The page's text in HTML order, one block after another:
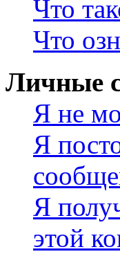
Что
Что
Личные
Я не
Я
Я
этой